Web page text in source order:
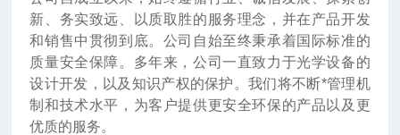
新、务实致远、以质取胜的服务理念，并在产品开发
和销售中贯彻到底。公司自始至终秉承着国际标准的
质量安全保障。多年来，公司一直致力于光学设备的
设计开发，以及知识产权的保护。我们将不断*管理机
制和技术水平，为客户提供更安全环保的产品以及更
优质的服务。